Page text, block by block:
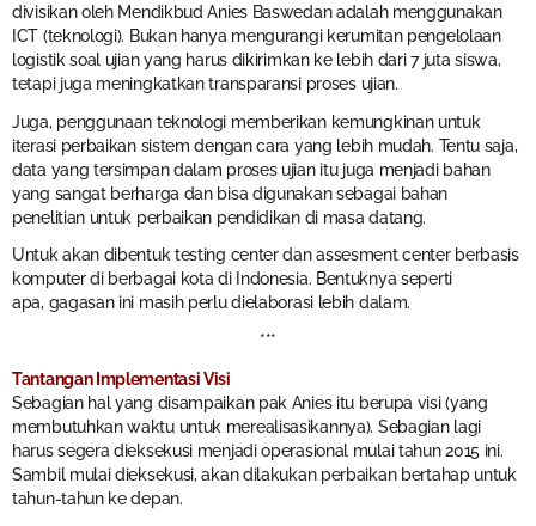
divisikan oleh Mendikbud Anies Baswedan adalah menggunakan
ICT (teknologi). Bukan hanya mengurangi kerumitan pengelolaan
logistik soal ujian yang harus dikirimkan ke lebih dari 7 juta siswa,
tetapi juga meningkatkan transparansi proses ujian.
Juga, penggunaan teknologi memberikan kemungkinan untuk
iterasi perbaikan sistem dengan cara yang lebih mudah. Tentu saja,
data yang tersimpan dalam proses ujian itu juga menjadi bahan
yang sangat berharga dan bisa digunakan sebagai bahan
penelitian untuk perbaikan pendidikan di masa datang.
Untuk akan dibentuk testing center dan assesment center berbasis
komputer di berbagai kota di Indonesia. Bentuknya seperti
apa, gagasan ini masih perlu dielaborasi lebih dalam.
***
Tantangan Implementasi Visi
Sebagian hal yang disampaikan pak Anies itu berupa visi (yang
membutuhkan waktu untuk merealisasikannya). Sebagian lagi
harus segera dieksekusi menjadi operasional mulai tahun 2015 ini.
Sambil mulai dieksekusi, akan dilakukan perbaikan bertahap untuk
tahun-tahun ke depan.